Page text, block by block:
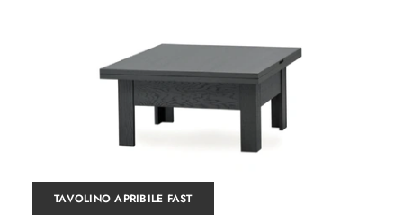
TAVOLINO APRIBILE FAST